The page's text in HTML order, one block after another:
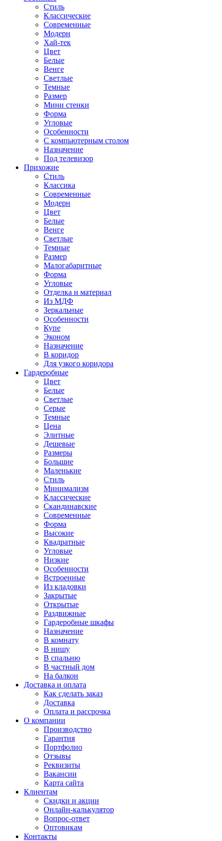
Стиль
Классические
Современные
Модерн
Хай-тек
Цвет
Белые
Венге
Светлые
Темные
Размер
Мини стенки
Форма
Угловые
Особенности
С компьютерным столом
Назначение
Под телевизор
Прихожие
Стиль
Классика
Современные
Модерн
Цвет
Белые
Венге
Светлые
Темные
Размер
Малогабаритные
Форма
Угловые
Отделка и материал
Из МДФ
Зеркальные
Особенности
Купе
Эконом
Назначение
В коридор
Для узкого коридора
Гардеробные
Цвет
Белые
Светлые
Серые
Темные
Цена
Элитные
Дешевые
Размеры
Большие
Маленькие
Стиль
Минимализм
Классические
Скандинавские
Современные
Форма
Высокие
Квадратные
Угловые
Низкие
Особенности
Встроенные
Из кладовки
Закрытые
Открытые
Раздвижные
Гардеробные шкафы
Назначение
В комнату
В нишу
В спальню
В частный дом
На балкон
Доставка и оплата
Как сделать заказ
Доставка
Оплата и рассрочка
О компании
Производство
Гарантия
Портфолио
Отзывы
Реквизиты
Вакансии
Карта сайта
Клиентам
Скидки и акции
Онлайн-калькулятор
Вопрос-ответ
Оптовикам
Контакты